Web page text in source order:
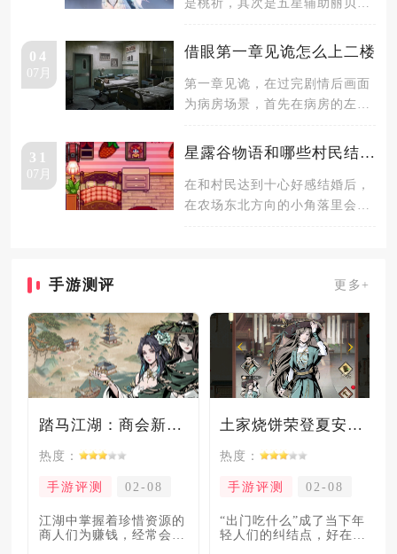
是桃祈，其次是五星辅助丽贝
上限上拉
04
07月
借眼第一章见诡怎么上二楼
第一章见诡，在过完剧情后画面
为病房场景，首先在病房的左边
池，把
31
07月
星露谷物语和哪些村民结婚能获得特殊物品
在和村民达到十心好感结婚后，
在农场东北方向的小角落里会有
手游测评 更多+
踏马江湖：商会新玩法坑惨奸商，拼多多砍一砍洗脑夏安！
热度：
手游评测 02-08
​江湖中掌握着珍惜资源的
商人们为赚钱，经常会让
土家烧饼荣登夏安必吃榜？烧饼西施摇身成流量网红！
热度：
手游评测 02-08
“出门吃什么”成了当下年
轻人们的纠结点，好在美